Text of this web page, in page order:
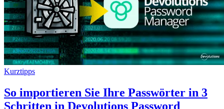
Kurztipps
So importieren Sie Ihre Passwörter in 3
Schritten in Devolutions Password